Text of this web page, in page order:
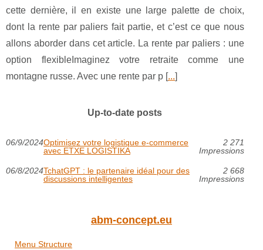
cette dernière, il en existe une large palette de choix,
dont la rente par paliers fait partie, et c’est ce que nous
allons aborder dans cet article. La rente par paliers : une
option flexibleImaginez votre retraite comme une
montagne russe. Avec une rente par p [...]
Up-to-date posts
06/9/2024Optimisez votre logistique e-commerce
avec ETXE LOGISTIKA
2 271
Impressions
06/8/2024TchatGPT : le partenaire idéal pour des
discussions intelligentes
2 668
Impressions
abm-concept.eu
Menu Structure